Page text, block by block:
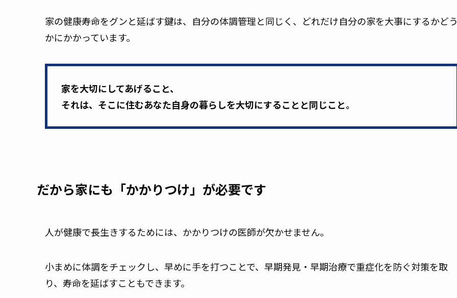
家の健康寿命をグンと延ばす鍵は、自分の体調管理と同じく、どれだけ自分の家を大事にするかど
かにかかっています。
家を大切にしてあげること、
それは、そこに住むあなた自身の暮らしを大切にすることと同じこと。
だから家にも「かかりつけ」が必要です
人が健康で長生きするためには、かかりつけの医師が欠かせません。
小まめに体調をチェックし、早めに手を打つことで、早期発見・早期治療で重症化を防ぐ対策を取
り、寿命を延ばすこともできます。